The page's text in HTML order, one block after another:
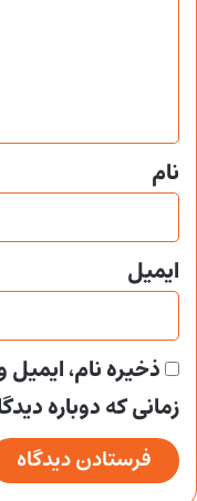
*
نام
ایمیل
ذخیره نام،
زمانی که دوباره